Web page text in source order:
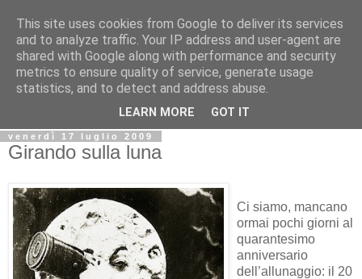
Biblio@rti in
Il Blog della Biblioteca di Area delle arti per condividere
informazioni iniziative incontri
venerdì 17 luglio 2009
Girando sulla luna
Ci siamo, mancano
ormai pochi giorni al
quarantesimo
anniversario
dell’allunaggio: il 20
This site uses cookies from Google to deliver its services
and to analyze traffic. Your IP address and user-agent are
shared with Google along with performance and security
metrics to ensure quality of service, generate usage
statistics, and to detect and address abuse.
LEARN MORE GOT IT